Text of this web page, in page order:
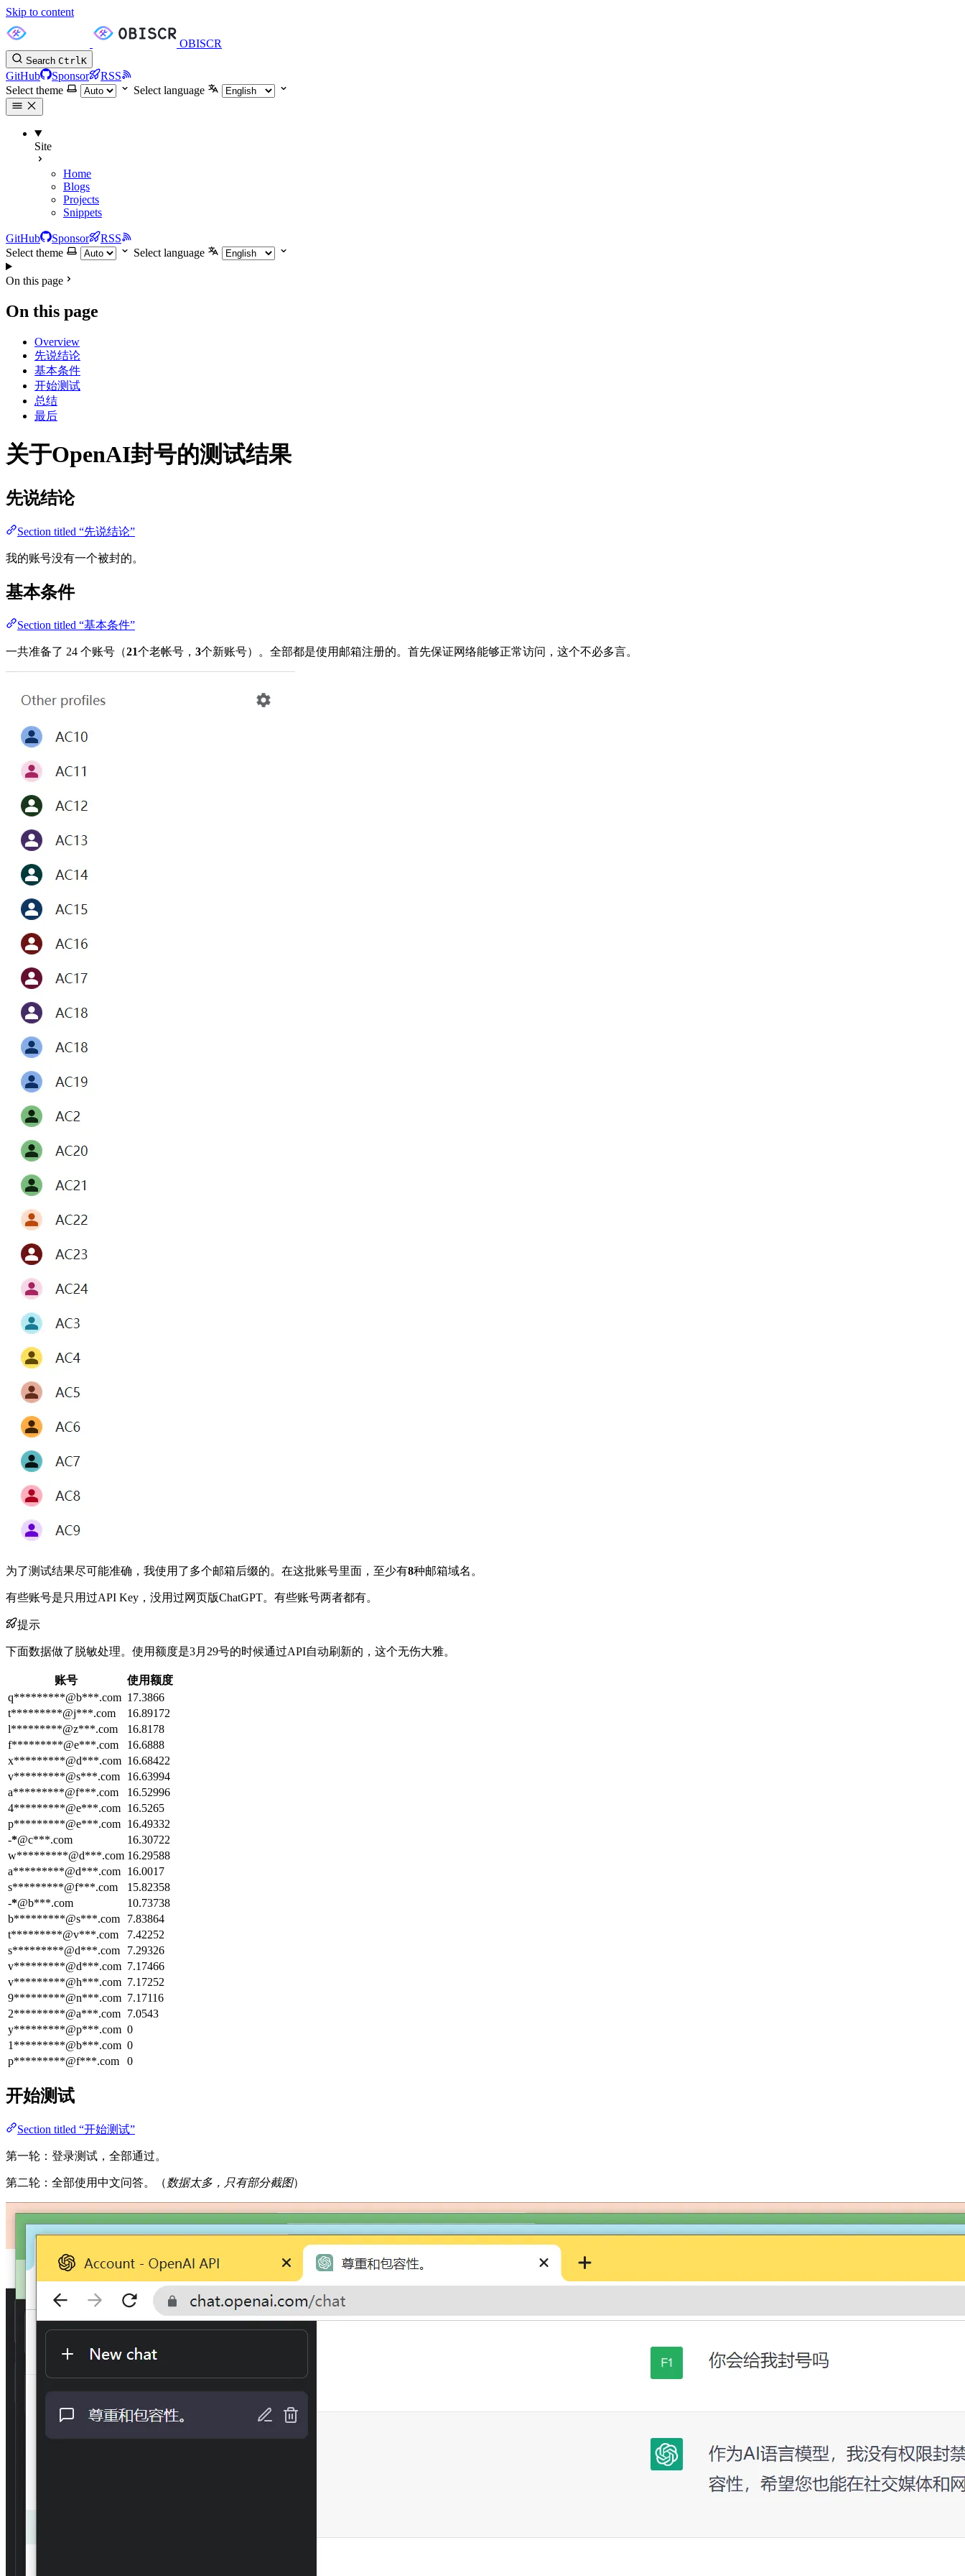
Skip to content
OBISCR
Search CtrlK
GitHub Sponsor
RSS
Select theme
Select language
Site
Home
Blogs
Projects
Snippets
GitHub Sponsor
RSS
Select theme
Select language
On this page
On this page
Overview
先说结论
基本条件
开始测试
总结
最后
关于OpenAI封号的测试结果
先说结论
Section titled “先说结论”
我的账号没有一个被封的。
基本条件
Section titled “基本条件”
一共准备了 24 个账号（21个老帐号， 3个新账号）。全部都是使用邮箱注册的。首先保证网络能够正常访问，这个不必多言。
为了测试结果尽可能准确，我使用了多个邮箱后缀的。在这批账号里面，至少有8种邮箱域名。
有些账号是只用过API Key，没用过网页版ChatGPT。有些账号两者都有。
提示
下面数据做了脱敏处理。使用额度是3月29号的时候通过API自动刷新的，这个无伤大雅。
账号
使用额度
q*********@b***.com 17.3866
t*********@j***.com
16.89172
l*********@z***.com
16.8178
f*********@e***.com
16.6888
x*********@d***.com 16.68422
v*********@s***.com
16.63994
a*********@f***.com
16.52996
4*********@e***.com 16.5265
p*********@e***.com 16.49332
-*@c***.com
16.30722
w*********@d***.com 16.29588
a*********@d***.com 16.0017
s*********@f***.com
15.82358
-*@b***.com
10.73738
b*********@s***.com
7.83864
t*********@v***.com
7.42252
s*********@d***.com
7.29326
v*********@d***.com 7.17466
v*********@h***.com 7.17252
9*********@n***.com 7.17116
2*********@a***.com 7.0543
y*********@p***.com 0
1*********@b***.com 0
p*********@f***.com
0
开始测试
Section titled “开始测试”
第一轮：登录测试，全部通过。
第二轮：全部使用中文问答。（数据太多，只有部分截图）